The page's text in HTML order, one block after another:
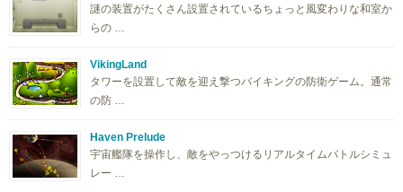
謎の装置がたくさん設置されているちょっと風変わりな和室か
らの …
VikingLand
タワーを設置して敵を迎え撃つバイキングの防衛ゲーム。通常
の防 …
Haven Prelude
宇宙艦隊を操作し、敵をやっつけるリアルタイムバトルシミュ
レー …